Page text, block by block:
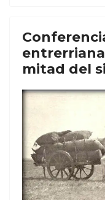
mitad del